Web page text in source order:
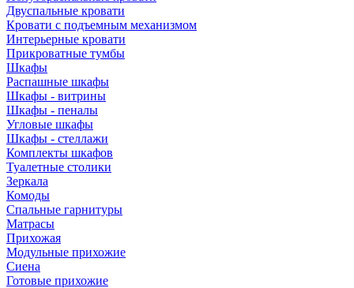
Двуспальные кровати
Кровати с подъемным механизмом
Интерьерные кровати
Прикроватные тумбы
Шкафы
Распашные шкафы
Шкафы - витрины
Шкафы - пеналы
Угловые шкафы
Шкафы - стеллажи
Комплекты шкафов
Туалетные столики
Зеркала
Комоды
Спальные гарнитуры
Матрасы
Прихожая
Модульные прихожие
Сиена
Готовые прихожие